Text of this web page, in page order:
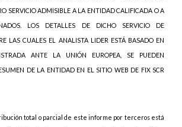
SERVICIO ADMISIBLE A LA ENTIDAD CALIFICADA O A
LOS DETALLES DE DICHO SERVICIO DE
LAS CUALES EL ANALISTA LIDER ESTÁ BASADO EN
ANTE LA UNIÓN EUROPEA, SE PUEDEN
DE LA ENTIDAD EN EL SITIO WEB DE FIX SCR
total o parcial de este informe por terceros está